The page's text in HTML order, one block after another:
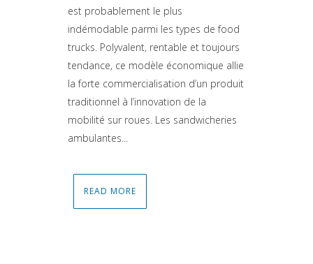
est probablement le plus
indémodable parmi les types de food
trucks. Polyvalent, rentable et toujours
tendance, ce modèle économique allie
la forte commercialisation d’un produit
traditionnel à l’innovation de la
mobilité sur roues. Les sandwicheries
ambulantes...
READ MORE